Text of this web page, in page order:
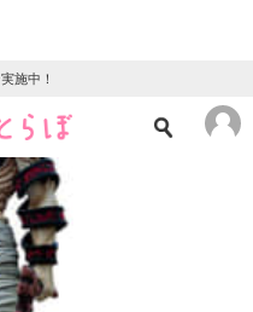
施中！
ュース
イズ
域